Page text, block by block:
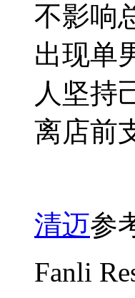
不影响
出现单
人坚持
离店前
清迈参
Fanli